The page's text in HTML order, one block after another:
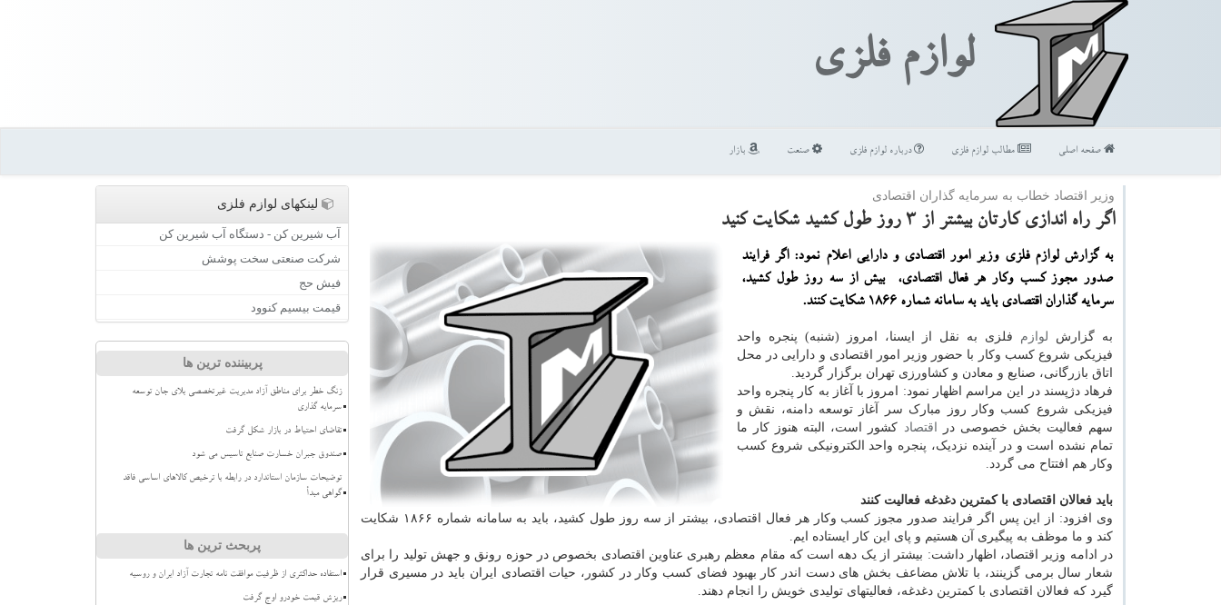
لوازم فلزی
صفحه اصلی مطالب لوازم فلزی درباره لوازم فلزی صنعت بازار
وزیر اقتصاد خطاب به سرمایه گذاران اقتصادی
اگر راه اندازی كارتان بیشتر از 3 روز طول كشید شكایت كنید
به گزارش لوازم فلزی وزیر امور اقتصادی و دارایی اعلام نمود: اگر فرایند
صدور مجوز كسب وكار هر فعال اقتصادی، بیش از سه روز طول كشید،
سرمایه گذاران اقتصادی باید به سامانه شماره ۱۸۶۶ شكایت كنند.
به گزارش لوازم فلزی به نقل از ایسنا، امروز (شنبه) پنجره واحد
فیزیکی شروع کسب وکار با حضور وزیر امور اقتصادی و دارایی در محل
اتاق بازرگانی، صنایع و معادن و کشاورزی تهران برگزار گردید.
فرهاد دژپسند در این مراسم اظهار نمود: امروز با آغاز به کار پنجره واحد
فیزیکی شروع کسب وکار روز مبارک سر آغاز توسعه دامنه، نقش و
سهم فعالیت بخش خصوصی در
اقتصاد کشور است، البته هنوز کار ما
تمام نشده است و در آینده نزدیک، پنجره واحد الکترونیکی شروع کسب
وکار هم افتتاح می گردد.
باید فعالان اقتصادی با کمترین دغدغه فعالیت کنند
وی افزود: از این پس اگر فرایند صدور مجوز کسب وکار هر فعال اقتصادی، بیشتر از سه روز طول کشید، باید به سامانه شماره ۱۸۶۶ شکایت
کند و ما موظف به پیگیری آن هستیم و پای این کار ایستاده ایم.
در ادامه وزیر اقتصاد، اظهار داشت: بیشتر از یک دهه است که مقام معظم رهبری عناوین اقتصادی بخصوص در حوزه رونق و جهش تولید را برای
شعار سال برمی گزینند، با تلاش مضاعف بخش های دست اندر کار بهبود فضای کسب وکار در کشور، حیات اقتصادی ایران باید در مسیری قرار
گیرد که فعالان اقتصادی با کمترین دغدغه، فعالیتهای تولیدی خویش را انجام دهند.
لینکهای لوازم فلزی
آب شیرین کن - دستگاه آب شیرین کن
شرکت صنعتی سخت پوشش
فیش حج
قیمت بیسیم کنوود
پربیننده ترین ها
زنگ خطر برای مناطق آزاد مدیریت غیرتخصصی بلای جان توسعه
سرمایه گذاری
تقاضای احتیاط در بازار شکل گرفت
صندوق جبران خسارت صنایع تاسیس می شود
توضیحات سازمان استاندارد در رابطه با ترخیص کالاهای اساسی فاقد
گواهی مبدأ
پربحث ترین ها
استفاده حداکثری از ظرفیت موافقت نامه تجارت آزاد ایران و روسیه
ریزش قیمت خودرو اوج گرفت